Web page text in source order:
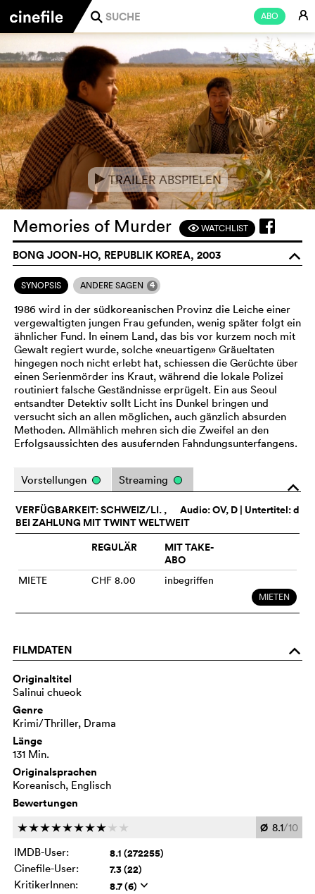
ABO E
j
eTRAILER ABSPIELEN
Memories of Murder FWATCHLIST
BONG JOON-HO, REPUBLIK KOREA, 2003 o
SYNOPSIS ANDERE SAGEN 4
1986 wird in der südkoreanischen Provinz die Leiche einer
vergewaltigten jungen Frau gefunden, wenig später folgt ein
ähnlicher Fund. In einem Land, das bis vor kurzem noch mit
Gewalt regiert wurde, solche «neuartigen» Gräueltaten
hingegen noch nicht erlebt hat, schiessen die Gerüchte über
einen Serienmörder ins Kraut, während die lokale Polizei
routiniert falsche Geständnisse erprügelt. Ein aus Seoul
entsandter Detektiv sollt Licht ins Dunkel bringen und
versucht sich an allen möglichen, auch gänzlich absurden
Methoden. Allmählich mehren sich die Zweifel an den
Erfolgsaussichten des ausufernden Fahndungsunterfangens.
o
Vorstellungen Streaming
Audio:OV, D | Untertitel: d
VERFÜGBARKEIT: SCHWEIZ/LI. ,
BEI ZAHLUNG MIT TWINT WELTWEIT
REGULÄR
MIT TAKE-
ABO
MIETE CHF 8.00 inbegriffen
MIETEN
FILMDATEN o
Originaltitel
Salinui chueok
Genre
Krimi/Thriller, Drama
Länge
131 Min.
Originalsprachen
Koreanisch, Englisch
Bewertungen
cccccccc c c Ø 8.1/10
IMDB-User:
8.1 (272255)
Cinefile-User: 7.3 (22)
KritikerInnen: 8.7 (6) q